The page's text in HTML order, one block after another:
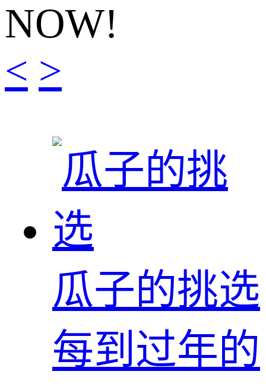
NOW!
< >
瓜子的挑选
每到过年的